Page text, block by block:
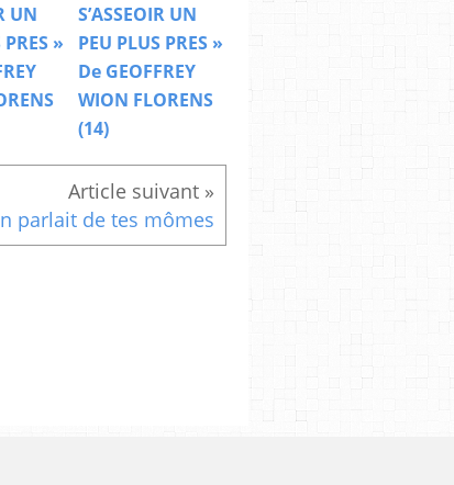
UN
»
S’ASSEOIR UN
PEU PLUS PRES »
De GEOFFREY
WION FLORENS
(14)
parlait de tes mômes